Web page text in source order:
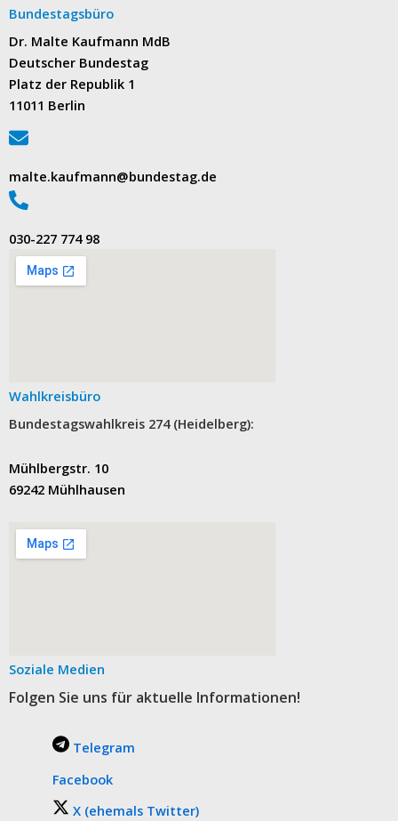
Bundestagsbüro
Dr. Malte Kaufmann MdB
Deutscher Bundestag
Platz der Republik 1
11011 Berlin
malte.kaufmann@bundestag.de
‭030-227 774 98‬
Wahlkreisbüro
Bundestagswahlkreis 274 (Heidelberg):
Mühlbergstr. 10
69242 Mühlhausen
Soziale Medien
Folgen Sie uns für aktuelle Informationen!
Telegram
Facebook
X (ehemals Twitter)